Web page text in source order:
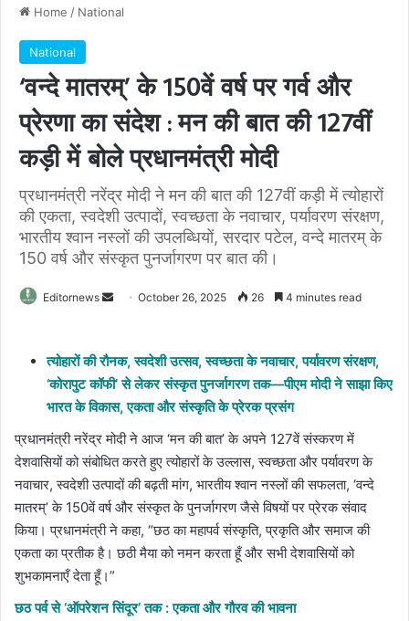
Home / National
National
‘वन्दे मातरम्’ के 150वें वर्ष पर गर्व और
प्रेरणा का संदेश : मन की बात की 127वीं
कड़ी में बोले प्रधानमंत्री मोदी
प्रधानमंत्री नरेंद्र मोदी ने मन की बात की 127वीं कड़ी में त्योहारों
की एकता, स्वदेशी उत्पादों, स्वच्छता के नवाचार, पर्यावरण संरक्षण,
भारतीय श्वान नस्लों की उपलब्धियों, सरदार पटेल, वन्दे मातरम् के
150 वर्ष और संस्कृत पुनर्जागरण पर बात की।
Editornews
SendOctober 26, 2025 26 4 minutes read
त्योहारों की रौनक, स्वदेशी उत्सव, स्वच्छता के नवाचार, पर्यावरण संरक्षण,
‘कोरापुट कॉफी’ से लेकर संस्कृत पुनर्जागरण तक—पीएम मोदी ने साझा किए
भारत के विकास, एकता और संस्कृति के प्रेरक प्रसंग
प्रधानमंत्री नरेंद्र मोदी ने आज ‘मन की बात’ के अपने 127वें संस्करण में
देशवासियों को संबोधित करते हुए त्योहारों के उल्लास, स्वच्छता और पर्यावरण के
नवाचार, स्वदेशी उत्पादों की बढ़ती मांग, भारतीय श्वान नस्लों की सफलता, ‘वन्दे
मातरम्’ के 150वें वर्ष और संस्कृत के पुनर्जागरण जैसे विषयों पर प्रेरक संवाद
किया। प्रधानमंत्री ने कहा, “छठ का महापर्व संस्कृति, प्रकृति और समाज की
एकता का प्रतीक है। छठी मैया को नमन करता हूँ और सभी देशवासियों को
शुभकामनाएँ देता हूँ।”
छठ पर्व से ‘ऑपरेशन सिंदूर’ तक : एकता और गौरव की भावना